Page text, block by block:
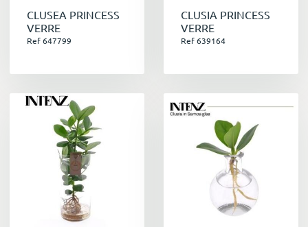
CLUSEA PRINCESS
VERRE
Ref 647799
CLUSIA PRINCESS
VERRE
Ref 639164